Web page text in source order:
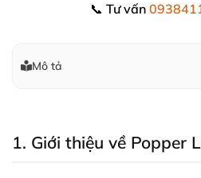
📞 Tư vấn
Mô tả
1. Giới thiệu về Popper